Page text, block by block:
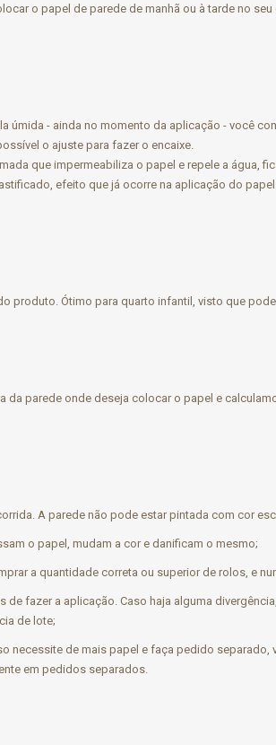
o papel de parede de manhã ou à tarde no
- ainda no momento da aplicação - você
o ajuste para fazer o encaixe.
que impermeabiliza o papel e repele a água,
efeito que já ocorre na aplicação do
produto. Ótimo para quarto infantil, visto que
parede onde deseja colocar o papel e
A parede não pode estar pintada com cor
o papel, mudam a cor e danificam o mesmo;
a quantidade correta ou superior de rolos, e
fazer a aplicação. Caso haja alguma
de lote;
necessite de mais papel e faça pedido
em pedidos separados.